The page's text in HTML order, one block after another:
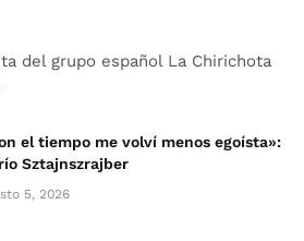
del grupo español La Chirichota
el tiempo me volví menos egoísta»:
Sztajnszrajber
5, 2026